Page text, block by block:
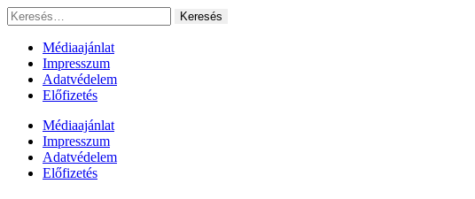
Ugrás
a
tartalomhoz
Keresés:
Médiaajánlat
Impresszum
Adatvédelem
Előfizetés
Médiaajánlat
Impresszum
Adatvédelem
Előfizetés